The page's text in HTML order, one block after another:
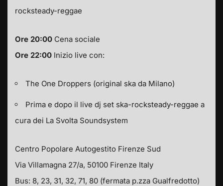
rocksteady-reggae
Ore 20:00 Cena sociale
Ore 22:00 Inizio live con:
The One Droppers (original ska da Milano)
Prima e dopo il live dj set ska-rocksteady-reggae a
cura dei La Svolta Soundsystem
Centro Popolare Autogestito Firenze Sud
Via Villamagna 27/a, 50100 Firenze Italy
Bus: 8, 23, 31, 32, 71, 80 (fermata p.zza Gualfredotto)